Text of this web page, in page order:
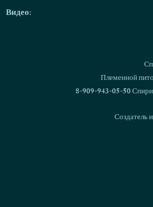
Видео:
Племенной
8-909-943-05-50
Создатель